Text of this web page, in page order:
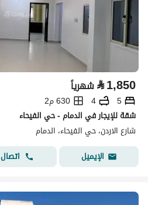
⃁1,850 شهرياً
5
4
630 م2
شقة للإيجار في الدمام - حي الفيحاء
شارع الاردن، حي الفيحاء، الدمام
الإيميل
اتصال